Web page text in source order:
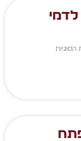
לדמי